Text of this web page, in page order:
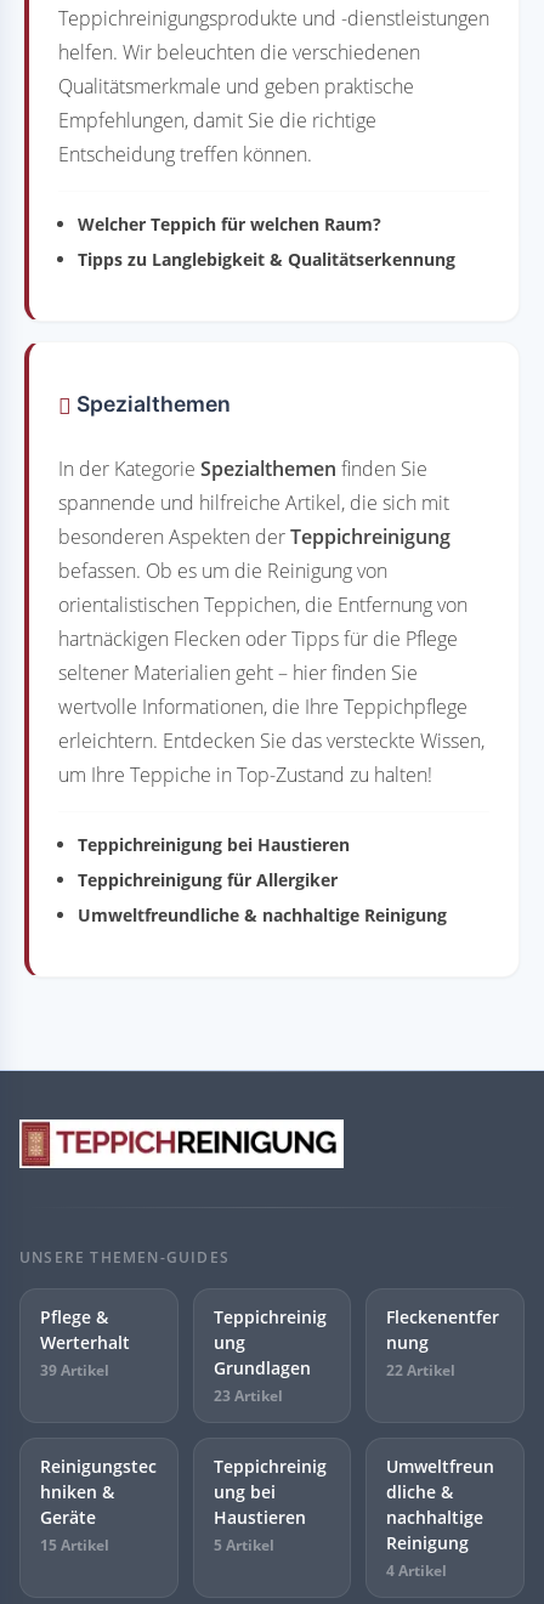
Teppichreinigungsprodukte und -dienstleistungen
helfen. Wir beleuchten die verschiedenen
Qualitätsmerkmale und geben praktische
Empfehlungen, damit Sie die richtige
Entscheidung treffen können.
Welcher Teppich für welchen Raum?
Tipps zu Langlebigkeit & Qualitätserkennung
Spezialthemen
In der Kategorie Spezialthemen finden Sie
spannende und hilfreiche Artikel, die sich mit
besonderen Aspekten derTeppichreinigung
befassen. Ob es um die Reinigung von
orientalistischen Teppichen, die Entfernung von
hartnäckigen Flecken oder Tipps für die Pflege
seltener Materialien geht – hier finden Sie
wertvolle Informationen, die Ihre Teppichpflege
erleichtern. Entdecken Sie das versteckte Wissen,
um Ihre Teppiche in Top-Zustand zu halten!
Teppichreinigung bei Haustieren
Teppichreinigung für Allergiker
Umweltfreundliche & nachhaltige Reinigung
UNSERE THEMEN-GUIDES
Pflege &
Werterhalt
39 Artikel
Teppichreinig
ung
Grundlagen
23 Artikel
Fleckenentfer
nung
22 Artikel
Reinigungstec
hniken &
Geräte
15 Artikel
Teppichreinig
ung bei
Haustieren
5 Artikel
Umweltfreun
dliche &
nachhaltige
Reinigung
4 Artikel